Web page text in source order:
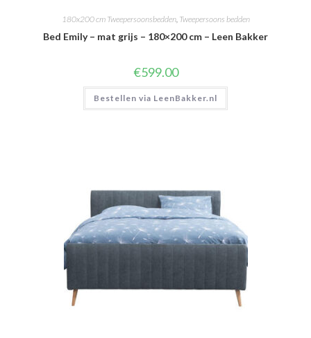
180x200 cm Tweepersoonsbedden, Tweepersoons bedden
Bed Emily – mat grijs – 180×200 cm – Leen Bakker
€599.00
Bestellen via LeenBakker.nl